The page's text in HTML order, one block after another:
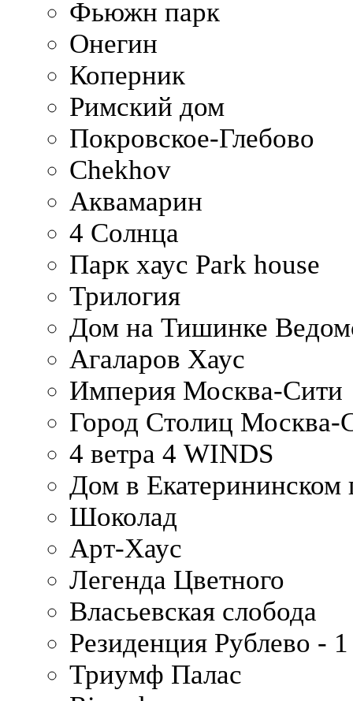
Фьюжн парк
Онегин
Коперник
Римский дом
Покровское-Глебово
Chekhov
Аквамарин
4 Солнца
Парк хаус Park house
Трилогия
Дом на Тишинке
Агаларов Хаус
Империя Москва-Сити
Город Столиц Москва-
4 ветра 4 WINDS
Дом в Екатерининском
Шоколад
Арт-Хаус
Легенда Цветного
Власьевская слобода
Резиденция Рублево - 1
Триумф Палас